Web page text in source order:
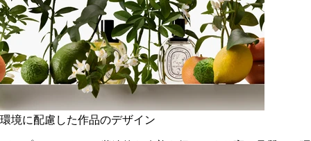
環境に配慮した作品のデザイン